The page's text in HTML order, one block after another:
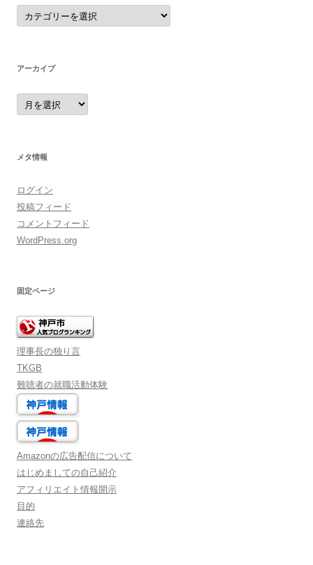
カ
テ
ゴ
アーカイブ
ア
ー
カ
メタ情報
ログイン
投稿フィード
コメントフィード
WordPress.org
固定ページ
理事長の独り言
TKGB
難聴者の就職活動体験
Amazonの広告配信について
はじめましての自己紹介
アフィリエイト情報開示
目的
連絡先